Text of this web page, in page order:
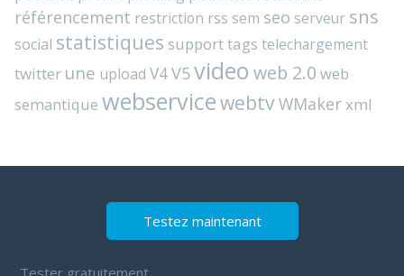
référencement restriction rss sem seo serveur sns
social statistiques supporttags telechargement
twitter une upload V4V5video web 2.0 web
semantique webservicewebtvWMakerxml
Testez maintenant
Tester gratuitement